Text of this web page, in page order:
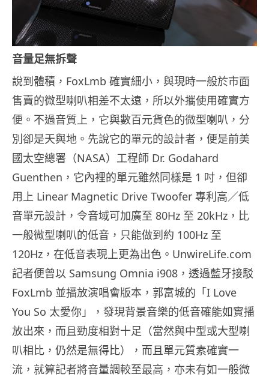
音量足無拆聲
說到體積，FoxLmb 確實細小，與現時一般於市面
售賣的微型喇叭相差不太遠，所以外攜使用確實方
便。不過音質上，它與數百元貨色的微型喇叭，分
別卻是天與地。先說它的單元的設計者，便是前美
國太空總署（NASA）工程師 Dr. Godahard
Guenthen，它內裡的單元雖然同樣是 1 吋，但卻
用上 Linear Magnetic Drive Twoofer 專利高／低
音單元設計，令音域可加廣至 80Hz 至 20kHz，比
一般微型喇叭的低音，只能做到約 100Hz 至
120Hz，在低音表現上更為出色。UnwireLife.com
記者便曾以 Samsung Omnia i908，透過藍牙接駁
FoxLmb 並播放演唱會版本，郭富城的「I Love
You So 太愛你」，發現背景音樂的低音確能如實播
放出來，而且勁度相對十足（當然與中型或大型喇
叭相比，仍然是無得比），而且單元質素確實一
流，就算記者將音量調較至最高，亦未有如一般微